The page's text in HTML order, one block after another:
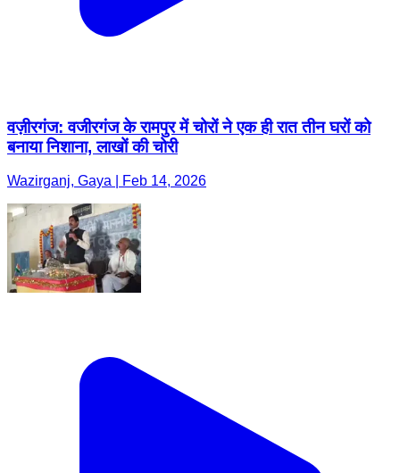
वज़ीरगंज: वजीरगंज के रामपुर में चोरों ने एक ही रात तीन घरों को
बनाया निशाना, लाखों की चोरी
Wazirganj, Gaya | Feb 14, 2026